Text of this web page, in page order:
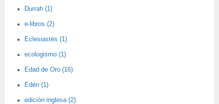
Durrah (1)
e-libros (2)
Eclesiastés (1)
ecologismo (1)
Edad de Oro (16)
Edén (1)
edición inglesa (2)